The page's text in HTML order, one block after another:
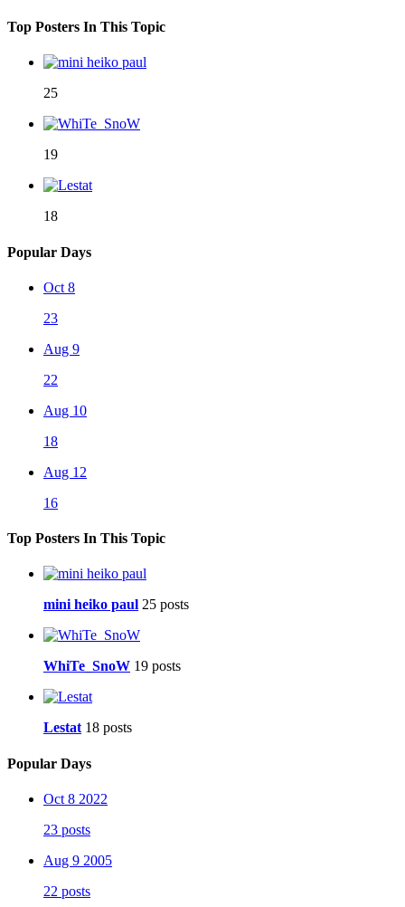
Top Posters In This Topic
25
19
18
Popular Days
Oct 8
23
Aug 9
22
Aug 10
18
Aug 12
16
Top Posters In This Topic
mini heiko paul 25 posts
WhiTe_SnoW 19 posts
Lestat 18 posts
Popular Days
Oct 8 2022
23 posts
Aug 9 2005
22 posts